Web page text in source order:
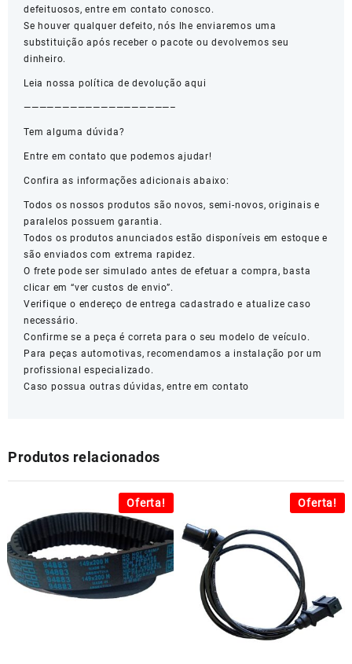
defeituosos, entre em contato conosco.
Se houver qualquer defeito, nós lhe enviaremos uma
substituição após receber o pacote ou devolvemos seu
dinheiro.
Leia nossa política de devolução aqui
———————————————————–
Tem alguma dúvida?
Entre em contato que podemos ajudar!
Confira as informações adicionais abaixo:
Todos os nossos produtos são novos, semi-novos, originais e
paralelos possuem garantia.
Todos os produtos anunciados estão disponíveis em estoque e
são enviados com extrema rapidez.
O frete pode ser simulado antes de efetuar a compra, basta
clicar em “ver custos de envio”.
Verifique o endereço de entrega cadastrado e atualize caso
necessário.
Confirme se a peça é correta para o seu modelo de veículo.
Para peças automotivas, recomendamos a instalação por um
profissional especializado.
Caso possua outras dúvidas, entre em contato
Produtos relacionados
Oferta! Oferta!